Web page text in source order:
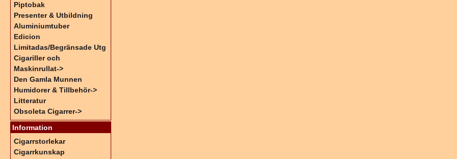
Piptobak
Presenter & Utbildning
Aluminiumtuber
Edicion
Limitadas/Begränsade Utg
Cigariller och
Maskinrullat->
Den Gamla Munnen
Humidorer & Tillbehör->
Litteratur
Obsoleta Cigarrer->
Information
Cigarrstorlekar
Cigarrkunskap